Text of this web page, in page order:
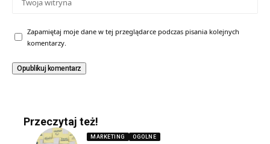
Zapamiętaj moje dane w tej przeglądarce podczas pisania kolejnych
komentarzy.
Przeczytaj też!
MARKETING OGOLNE